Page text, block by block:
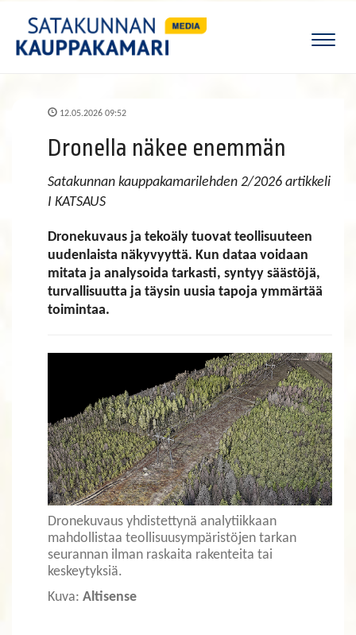
12.05.2026 09:52
Dronella näkee enemmän
Satakunnan kauppakamarilehden 2/2026 artikkeli
I KATSAUS
Dronekuvaus ja tekoäly tuovat teollisuuteen
uudenlaista näkyvyyttä. Kun dataa voidaan
mitata ja analysoida tarkasti, syntyy säästöjä,
turvallisuutta ja täysin uusia tapoja ymmärtää
toimintaa.
Dronekuvaus yhdistettynä analytiikkaan
mahdollistaa teollisuusympäristöjen tarkan
seurannan ilman raskaita rakenteita tai
keskeytyksiä.
Kuva: Altisense